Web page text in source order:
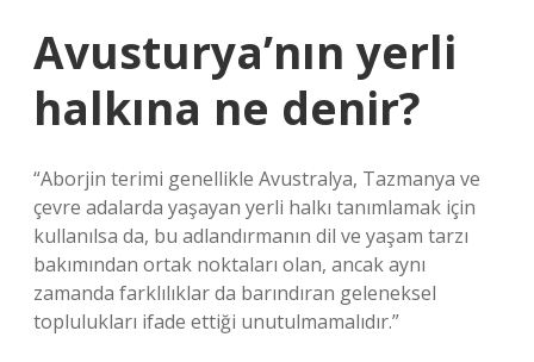
Avusturya’nın yerli
halkına ne denir?
“Aborjin terimi genellikle Avustralya, Tazmanya ve
çevre adalarda yaşayan yerli halkı tanımlamak için
kullanılsa da, bu adlandırmanın dil ve yaşam tarzı
bakımından ortak noktaları olan, ancak aynı
zamanda farklılıklar da barındıran geleneksel
toplulukları ifade ettiği unutulmamalıdır.”